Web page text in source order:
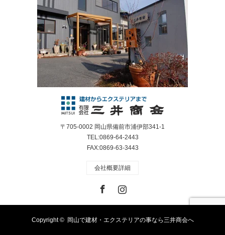
〒705-0002 岡山県備前市浦伊部341-1
TEL:0869-64-2443
FAX:0869-63-3443
会社概要詳細
Copyright © 岡山で建材・エクステリアの事なら三井商会へ